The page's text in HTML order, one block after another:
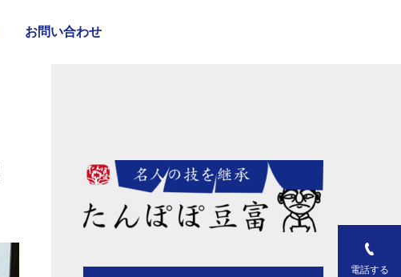
お問い合わせ
電話する